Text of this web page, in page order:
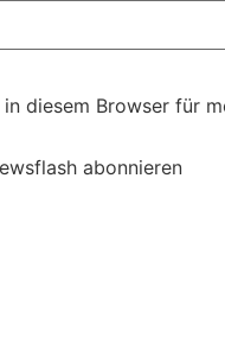
diesem Browser für
abonnieren